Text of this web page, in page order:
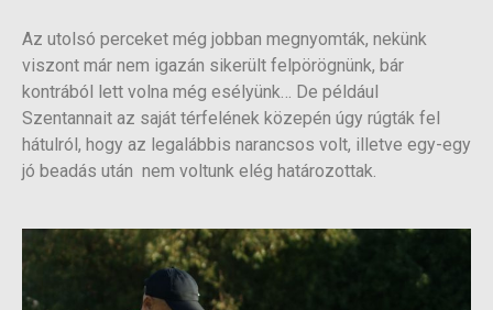
Az utolsó perceket még jobban megnyomták, nekünk
viszont már nem igazán sikerült felpörögnünk, bár
kontrából lett volna még esélyünk… De például
Szentannait az saját térfelének közepén úgy rúgták fel
hátulról, hogy az legalábbis narancsos volt, illetve egy-egy
jó beadás után nem voltunk elég határozottak.